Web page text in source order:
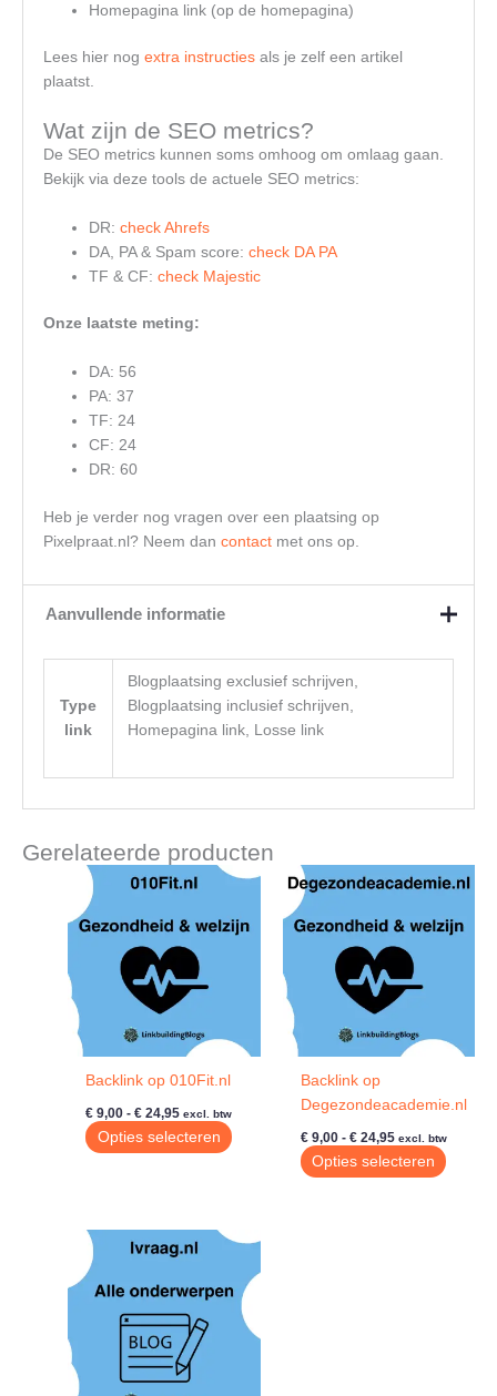
Homepagina link (op de homepagina)
Lees hier nog extra instructiesals je zelf een artikel
plaatst.
Wat zijn de SEO metrics?
De SEO metrics kunnen soms omhoog om omlaag gaan.
Bekijk via deze tools de actuele SEO metrics:
DR: check Ahrefs
DA, PA & Spam score: check DA PA
TF & CF: check Majestic
Onze laatste meting:
DA: 56
PA: 37
TF: 24
CF: 24
DR: 60
Heb je verder nog vragen over een plaatsing op
Pixelpraat.nl? Neem dan contactmet ons op.
Aanvullende informatie
Type
link
Blogplaatsing exclusief schrijven,
Blogplaatsing inclusief schrijven,
Homepagina link, Losse link
Gerelateerde producten
Backlink op 010Fit.nl
€ 9,00 - € 24,95 Prijsklasse:
€ 9,00
tot
excl. btw
Opties selecteren
Dit
optie
gekozen
Backlink op
Degezondeacademie.nl
€9,00 - €24,95Prijsklasse:
€ 9,00
tot
excl. btw
Opties selecteren
Dit